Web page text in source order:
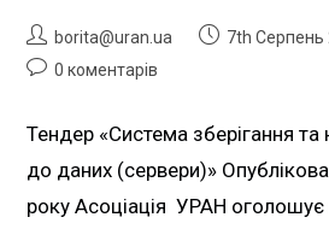
borita@uran.ua 7th Серпень
0 коментарів
Тендер «Система зберігання
до даних (сервери)»
року Асоціація УРАН оголошує